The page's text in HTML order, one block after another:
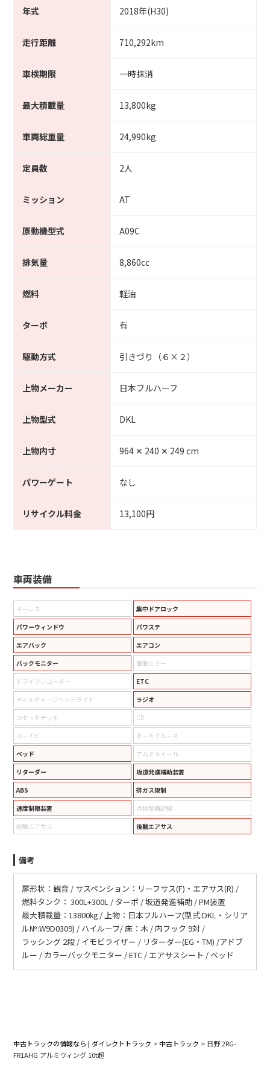
年式 2018年(H30)
走行距離 710,292km
車検期限 一時抹消
最大積載量 13,800kg
車両総重量 24,990kg
定員数 2人
ミッション AT
原動機型式 A09C
排気量 8,860cc
燃料 軽油
ターボ 有
駆動方式 引きづり（６×２）
上物メーカー 日本フルハーフ
上物型式 DKL
上物内寸 964 ✕ 240 ✕ 249 cm
パワーゲート なし
リサイクル料金 13,100円
車両装備
キーレス
集中ドアロック
パワーウィンドウ
パワステ
エアバック
エアコン
バックモニター
電動ミラー
ドライブレコーダー
ETC
ディスチャージヘッドライト
ラジオ
カセットデッキ
CD
カーナビ
オートクルーズ
ベッド
アルミホイール
リターダー
坂道発進補助装置
ABS
排ガス規制
速度制限装置
点検整備記録
総輪エアサス
後輪エアサス
備考
扉形状：観音 / サスペンション：リーフサス(F)・エアサス(R) /
燃料タンク： 300L+300L / ターボ / 坂道発進補助 / PM装置
最大積載量：13800㎏ / 上物：日本フルハーフ(型式:DKL・シリア
ル№:W9D0309) / ハイルーフ/ 床：木 / 内フック 9対 /
ラッシング 2段 / イモビライザー / リターダー(EG・TM) /アドブ
ルー / カラーバックモニター / ETC / エアサスシート / ベッド
中古トラックの情報なら | ダイレクトトラック > 中古トラック > 日野 2RG-
FR1AHG アルミウィング 10t超